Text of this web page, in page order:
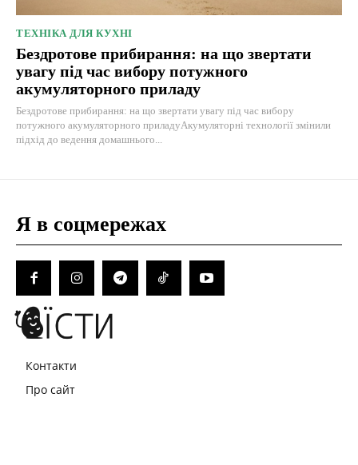
ТЕХНІКА ДЛЯ КУХНІ
Бездротове прибирання: на що звертати
увагу під час вибору потужного
акумуляторного приладу
Бездротове прибирання: на що звертати увагу під час вибору
потужного акумуляторного приладуАкумуляторні технології змінили
підхід до ведення домашнього...
Я в соцмережах
Контакти
Про сайт